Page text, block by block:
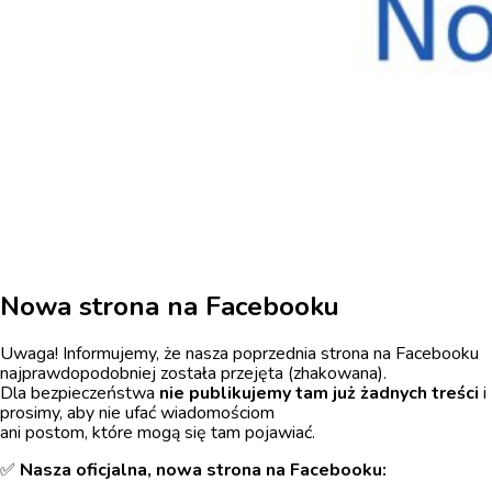
Nowa strona na Facebooku
Uwaga! Informujemy, że nasza poprzednia strona na Facebooku
najprawdopodobniej została przejęta (zhakowana).
Dla bezpieczeństwa nie publikujemy tam już żadnych treści i
prosimy, aby nie ufać wiadomościom
ani postom, które mogą się tam pojawiać.
✅ Nasza oficjalna, nowa strona na Facebooku: